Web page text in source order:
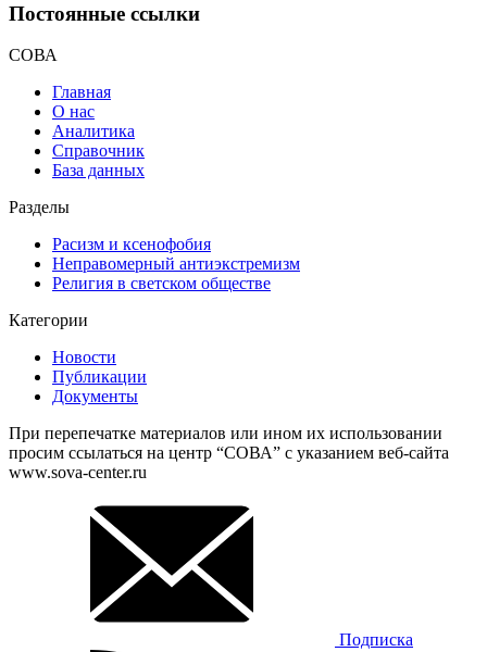
Постоянные ссылки
СОВА
Главная
О нас
Аналитика
Справочник
База данных
Разделы
Расизм и ксенофобия
Неправомерный антиэкстремизм
Религия в светском обществе
Категории
Новости
Публикации
Документы
При перепечатке материалов или ином их использовании
просим ссылаться на центр “СОВА” с указанием веб-сайта
www.sova-center.ru
Подписка